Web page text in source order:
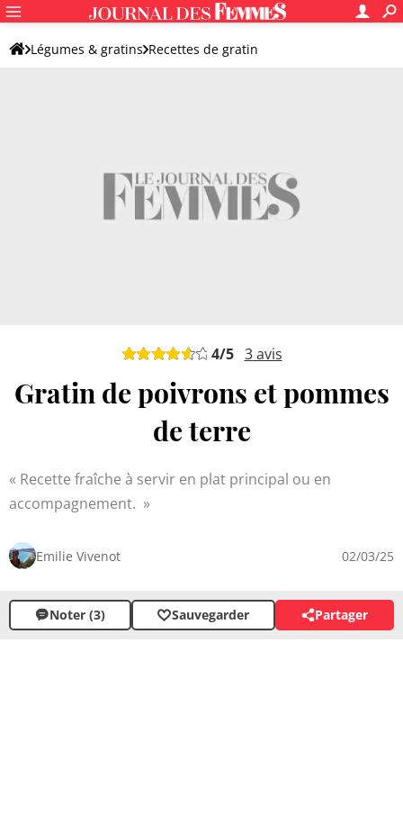
Légumes & gratins Recettes de gratin
4/5 3avis
Gratin de poivrons et pommes
de terre
Recette fraîche à servir en plat principal ou en
accompagnement.
Emilie Vivenot 02/03/25
Noter (3) Sauvegarder Partager